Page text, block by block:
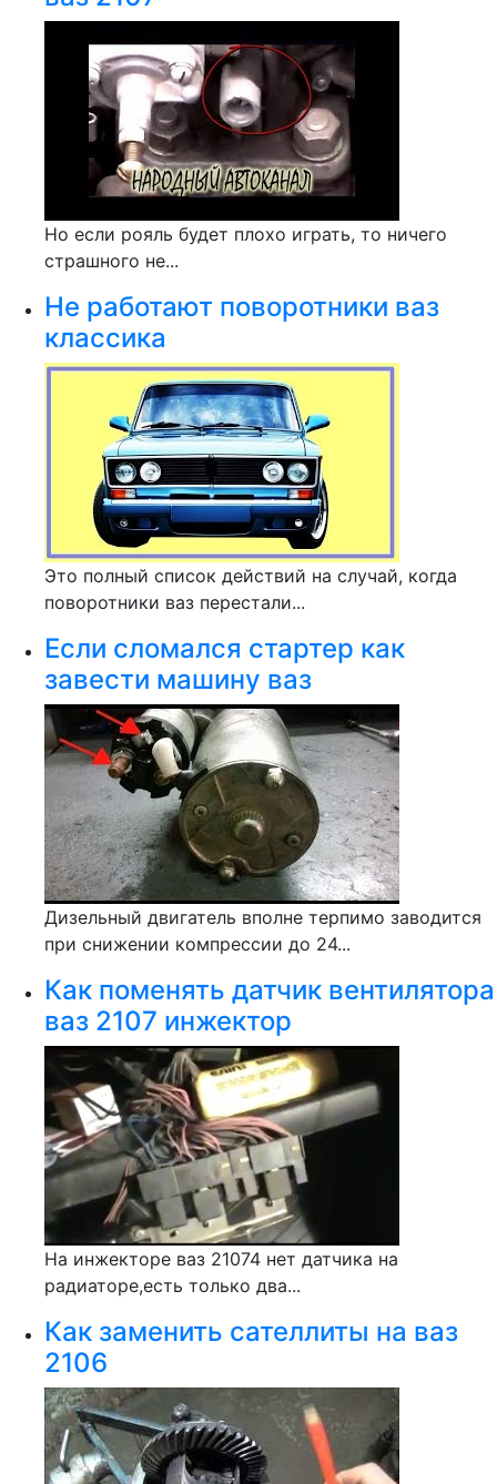
Но если рояль будет плохо играть, то ничего
страшного не...
Не работают поворотники ваз
классика
Это полный список действий на случай, когда
поворотники ваз перестали...
Если сломался стартер как
завести машину ваз
Дизельный двигатель вполне терпимо заводится
при снижении компрессии до 24...
Как поменять датчик вентилятора
ваз 2107 инжектор
На инжекторе ваз 21074 нет датчика на
радиаторе,есть только два...
Как заменить сателлиты на ваз
2106